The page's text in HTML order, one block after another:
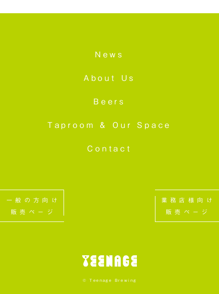
News
About Us
Beers
Taproom & Our Space
Contact
一般の方向け
販売ページ
業務店様向け
販売ページ
© Teenage Brewing